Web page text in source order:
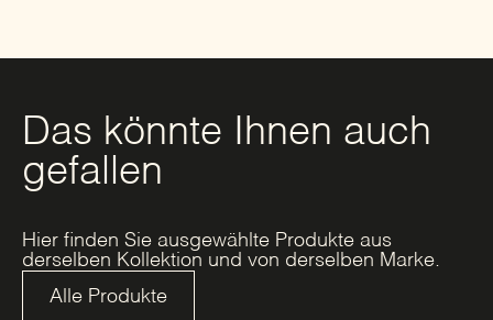
Das könnte Ihnen auch
gefallen
Hier finden Sie ausgewählte Produkte aus
derselben Kollektion und von derselben Marke.
Alle Produkte